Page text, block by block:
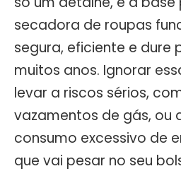
secadora de roupas
segura, eficiente e dure
muitos anos. Ignorar
levar a riscos sérios,
vazamentos de gás, ou
consumo excessivo de
que vai pesar no seu